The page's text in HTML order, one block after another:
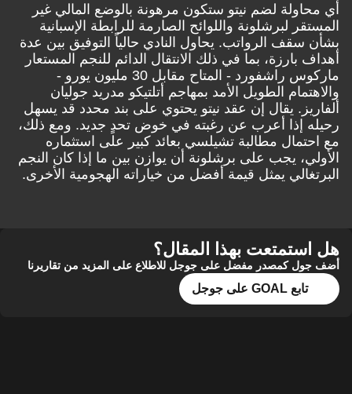
أي محاولة لضم نيتو ستكون مرهونة بالوضع المالي غير
المستقر لبرشلونة واللوائح الصارمة للرابطة الإسبانية
بشأن سقف الرواتب. يحاول النادي حالياً التوفيق بين عدة
أهداف بارزة، بما في ذلك الانتقال الدائم للنجم المستعار
ماركوس راشفورد - المتاح مقابل 30 مليون يورو -
والاهتمام الطويل الأمد بمهاجم أتلتيكو مدريد جوليان
ألفاريز. يقال إن عقد نيتو يحتوي على بند محدد قد يسهل
رحيله إذا أعرب عن رغبته في خوض تحدٍ جديد. ومع ذلك،
مع احتمال مطالبة تشيلسي بعائد كبير على استثماره
الأولي، يجب على برشلونة أن يوازن بين ما إذا كان النجم
البرتغالي يمثل قيمة أفضل من خياراته الهجومية الأخرى.
هل استمتعت بهذا المقال؟
أضف جول كمصدر مفضل على جوجل للاطلاع على المزيد من تقاريرنا
تابع GOAL على جوجل